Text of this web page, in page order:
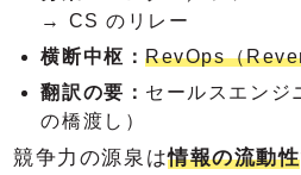
→ CS のリレー
横断中枢：RevOps（
翻訳の要： セールスエンジ
の橋渡し）
競争力の源泉は情報の流動性